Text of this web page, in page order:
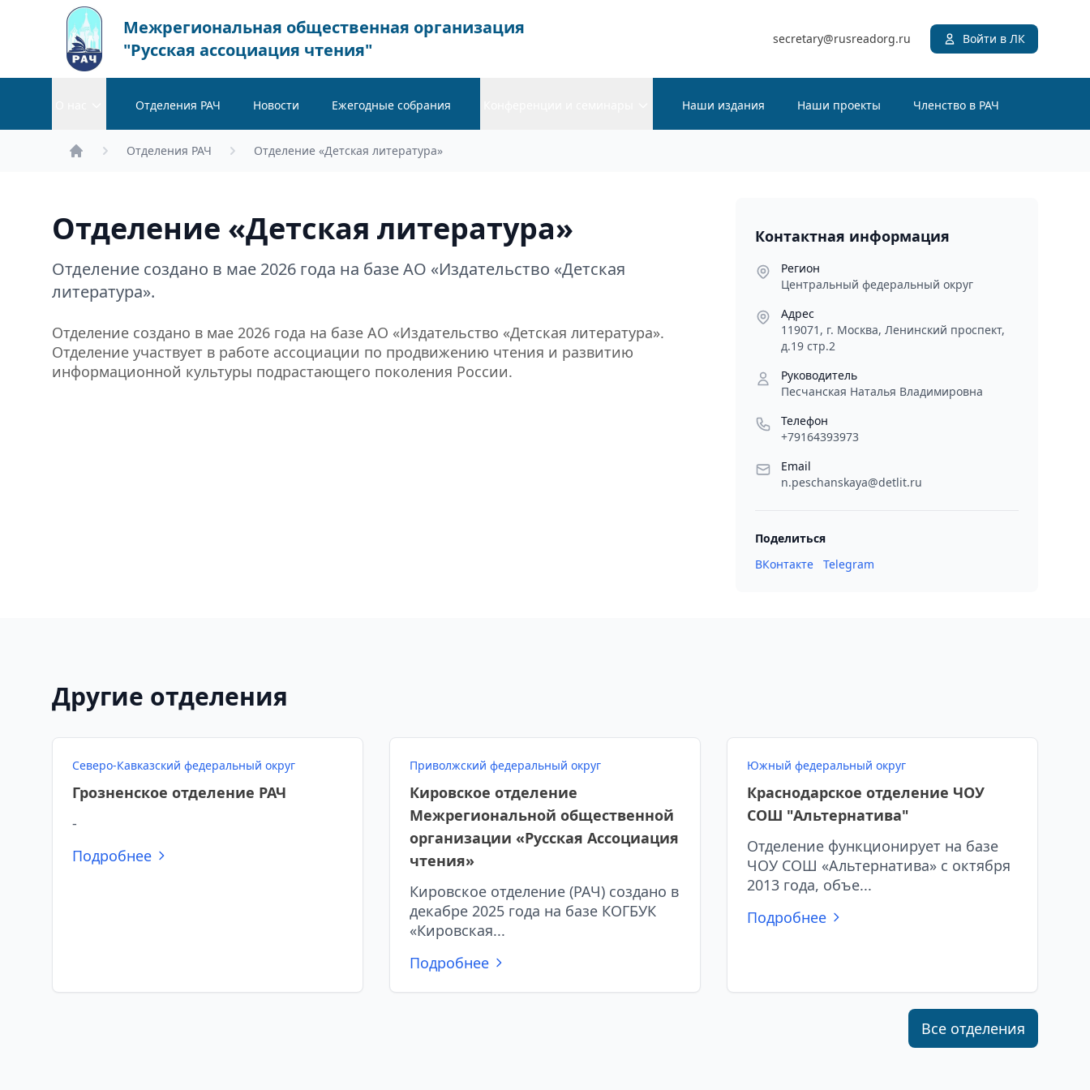
Межрегиональная общественная организация
"Русская ассоциация чтения"
secretary@rusreadorg.ru Войти в ЛК
Отделения РАЧ Новости Ежегодные собрания Наши издания Наши проекты Членство в РАЧ
Отделения РАЧ Отделение «Детская литература»
Отделение «Детская литература»
Отделение создано в мае 2026 года на базе АО «Издательство «Детская
литература».
Отделение создано в мае 2026 года на базе АО «Издательство «Детская литература».
Отделение участвует в работе ассоциации по продвижению чтения и развитию
информационной культуры подрастающего поколения России.
Контактная информация
Регион
Центральный федеральный округ
Адрес
119071, г. Москва, Ленинский проспект,
д.19 стр.2
Руководитель
Песчанская Наталья Владимировна
Телефон
+79164393973
Email
n.peschanskaya@detlit.ru
Поделиться
ВКонтакте
Telegram
Другие отделения
Северо-Кавказский федеральный округ
Грозненское отделение РАЧ
-
Подробнее
Приволжский федеральный округ
Кировское отделение
Межрегиональной общественной
организации «Русская Ассоциация
чтения»
Кировское отделение (РАЧ) создано в
декабре 2025 года на базе КОГБУК
«Кировская...
Подробнее
Южный федеральный округ
Краснодарское отделение ЧОУ
СОШ "Альтернатива"
Отделение функционирует на базе
ЧОУ СОШ «Альтернатива» с октября
2013 года, объе...
Подробнее
Все отделения